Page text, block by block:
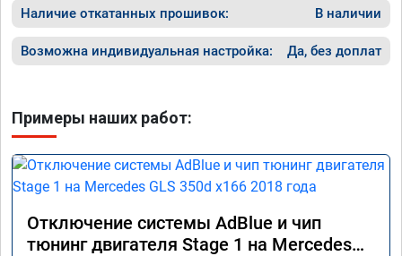
Наличие откатанных прошивок: В наличии
Возможна индивидуальная настройка: Да, без доплат
Примеры наших работ:
Отключение системы AdBlue и чип
тюнинг двигателя Stage 1 на Mercedes